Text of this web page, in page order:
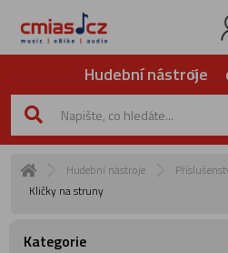
Hudební nástroje
Hudební nástroje
Kličky na struny
Kategorie